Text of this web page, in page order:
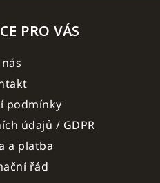
PRO VÁS
podmínky
údajů / GDPR
a platba
řád